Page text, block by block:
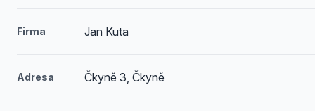
Firma Jan Kuta
Adresa Čkyně 3, Čkyně